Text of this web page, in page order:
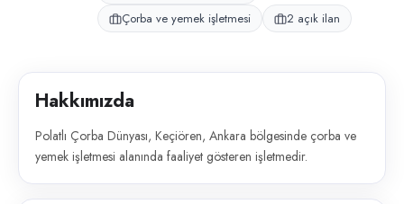
Çorba ve yemek işletmesi
2 açık ilan
Hakkımızda
Polatlı Çorba Dünyası, Keçiören, Ankara bölgesinde çorba ve
yemek işletmesi alanında faaliyet gösteren işletmedir.